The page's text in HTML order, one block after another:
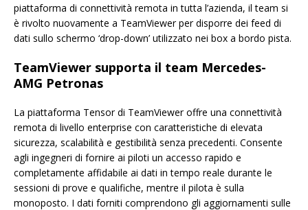
piattaforma di connettività remota in tutta l’azienda, il team si
è rivolto nuovamente a TeamViewer per disporre dei feed di
dati sullo schermo ‘drop-down’ utilizzato nei box a bordo pista.
TeamViewer supporta il team Mercedes-
AMG Petronas
La piattaforma Tensor di TeamViewer offre una connettività
remota di livello enterprise con caratteristiche di elevata
sicurezza, scalabilità e gestibilità senza precedenti. Consente
agli ingegneri di fornire ai piloti un accesso rapido e
completamente affidabile ai dati in tempo reale durante le
sessioni di prove e qualifiche, mentre il pilota è sulla
monoposto. I dati forniti comprendono gli aggiornamenti sulle